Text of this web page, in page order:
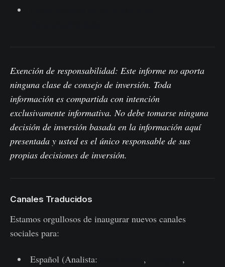
Exención de responsabilidad: Este informe no aporta
ninguna clase de consejo de inversión. Toda
información es compartida con intención
exclusivamente informativa. No debe tomarse ninguna
decisión de inversión basada en la información aquí
presentada y usted es el único responsable de sus
propias decisiones de inversión.
Canales Traducidos
Estamos orgullosos de inaugurar nuevos canales
sociales para:
Español (Analista: ,
,